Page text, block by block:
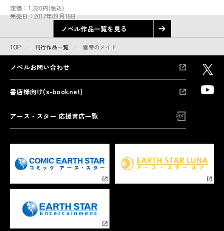
定価： 1,320円(税込)
発売日：2017年09月15日
ノベル作品一覧を見る
TOP 刊行作品一覧 雷帝のメイド
ノベルお問い合わせ
書店様向け(s-book.net)
アース・スター 応援書店一覧